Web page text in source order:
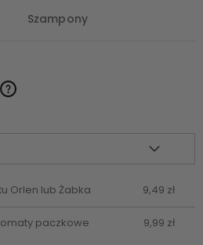
Szampony
kosztów płatności
Orlen lub Żabka 9,49 zł
paczkowe
9,99 zł